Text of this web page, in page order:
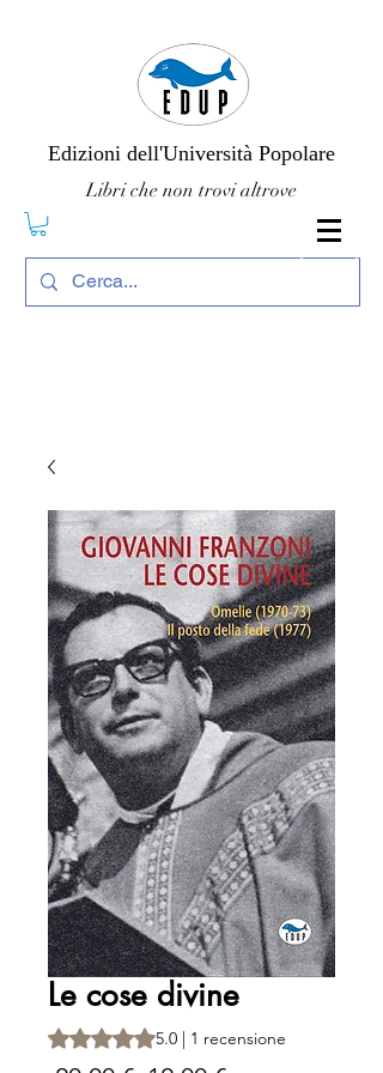
Edizioni dell'Università Popolare
Libri che non trovi altrove
Le cose divine
Sulla base di 1 recensione, la
5.0 | 1 recensione